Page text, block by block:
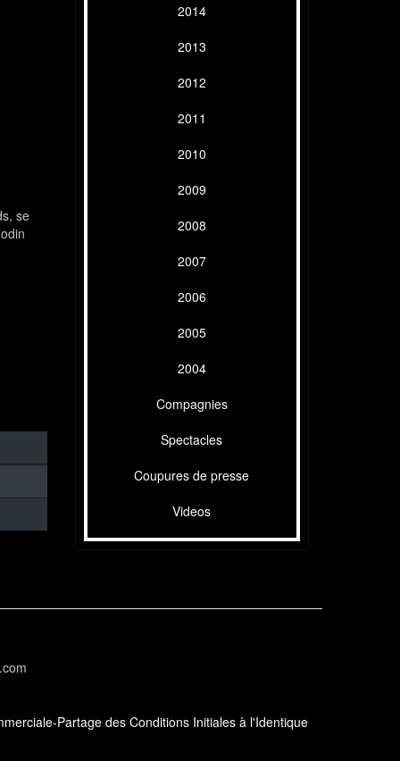
se
2014
2013
2012
2011
2010
2009
2008
2007
2006
2005
2004
Compagnies
Spectacles
Coupures de presse
Videos
Partage des Conditions Initiales à l'Identique